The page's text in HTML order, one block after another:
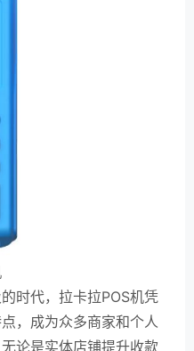
时代，拉卡拉POS机凭
，成为众多商家和个人
论是实体店铺提升收款